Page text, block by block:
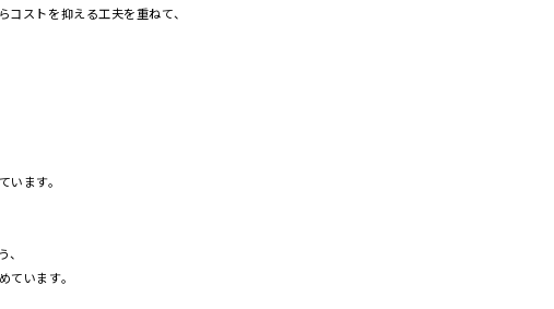
ストを抑える工夫を重ねて、
ます。
います。